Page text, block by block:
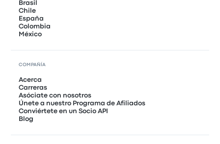
Brasil
Chile
España
Colombia
México
COMPAÑÍA
Acerca
Carreras
Asóciate con nosotros
Únete a nuestro Programa de Afiliados
Conviértete en un Socio API
Blog